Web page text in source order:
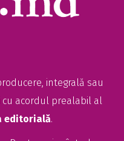
integrală sau
acordul prealabil al
editorială.